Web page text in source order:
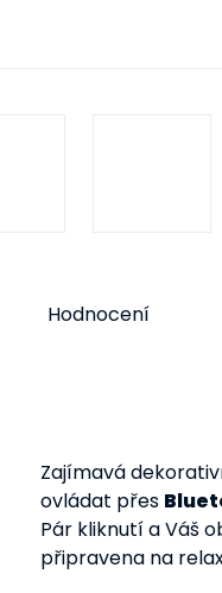
Hodnocení
Zajímavá
ovládat přes
Pár kliknutí a Váš
připravena na